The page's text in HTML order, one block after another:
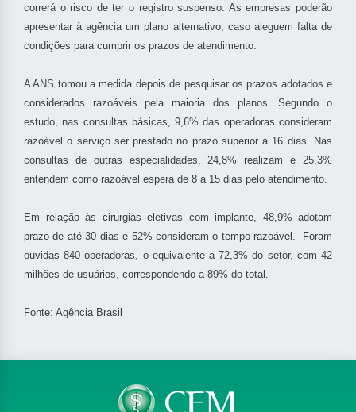
correrá o risco de ter o registro suspenso. As empresas poderão
apresentar à agência um plano alternativo, caso aleguem falta de
condições para cumprir os prazos de atendimento.
A ANS tomou a medida depois de pesquisar os prazos adotados e
considerados razoáveis pela maioria dos planos. Segundo o
estudo, nas consultas básicas, 9,6% das operadoras consideram
razoável o serviço ser prestado no prazo superior a 16 dias. Nas
consultas de outras especialidades, 24,8% realizam e 25,3%
entendem como razoável espera de 8 a 15 dias pelo atendimento.
Em relação às cirurgias eletivas com implante, 48,9% adotam
prazo de até 30 dias e 52% consideram o tempo razoável. Foram
ouvidas 840 operadoras, o equivalente a 72,3% do setor, com 42
milhões de usuários, correspondendo a 89% do total.
Fonte: Agência Brasil